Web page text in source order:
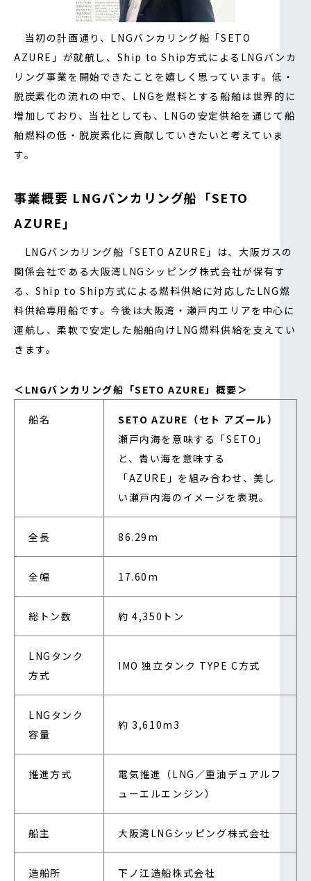
当初の計画通り、LNGバンカリング船「SETO
AZURE」が就航し、Ship to Ship方式によるLNGバンカ
リング事業を開始できたことを嬉しく思っています。低・
脱炭素化の流れの中で、LNGを燃料とする船舶は世界的に
増加しており、当社としても、LNGの安定供給を通じて船
舶燃料の低・脱炭素化に貢献していきたいと考えていま
す。
事業概要 LNGバンカリング船「SETO
AZURE」
LNGバンカリング船「SETO AZURE」は、大阪ガスの
関係会社である大阪湾LNGシッピング株式会社が保有す
る、Ship to Ship方式による燃料供給に対応したLNG燃
料供給専用船です。今後は大阪湾・瀬戸内エリアを中心に
運航し、柔軟で安定した船舶向けLNG燃料供給を支えてい
きます。
＜LNGバンカリング船「SETO AZURE」概要＞
船名
SETO AZURE（セト アズール）
瀬戸内海を意味する「SETO」
と、青い海を意味する
「AZURE」を組み合わせ、美し
い瀬戸内海のイメージを表現。
全長 86.29m
全幅 17.60m
総トン数 約 4,350トン
LNGタンク
方式
IMO 独立タンク TYPE C方式
LNGタンク
容量
約 3,610m3
推進方式
電気推進（LNG／重油デュアルフ
ューエルエンジン）
船主 大阪湾LNGシッピング株式会社
造船所 下ノ江造船株式会社